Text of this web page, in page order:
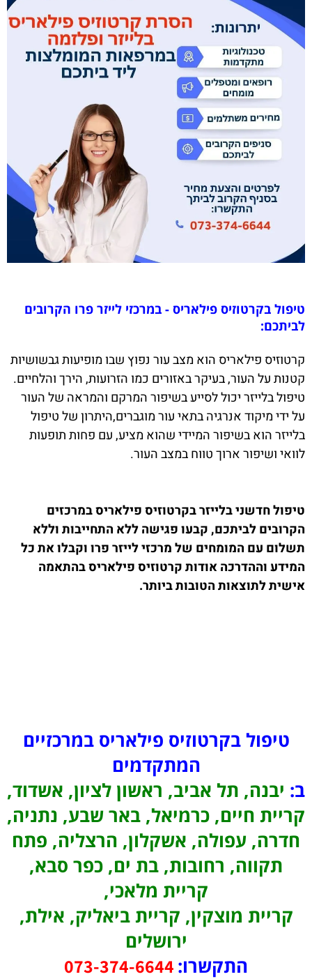
טיפול בקרטוזיס פילאריס - במרכזי לייזר פרו הקרובים
לביתכם:
קרטוזיס פילאריס הוא מצב עור נפוץ שבו מופיעות גבשושיות
קטנות על העור, בעיקר באזורים כמו הזרועות, הירך והלחיים.
טיפול בלייזר יכול לסייע בשיפור המרקם והמראה של העור
על ידי מיקוד אנרגיה בתאי עור מוגברים,היתרון של טיפול
בלייזר הוא בשיפור המיידי שהוא מציע, עם פחות תופעות
לוואי ושיפור ארוך טווח במצב העור.
טיפול חדשני בלייזר בקרטוזיס פילאריס במרכזים
הקרובים לביתכם,קבעו פגישה ללא התחייבות וללא
תשלום עם המומחים של מרכזי לייזר פרו וקבלו את כל
המידע וההדרכה אודות קרטוזיס פילאריס בהתאמה
אישית לתוצאות הטובות ביותר.
טיפול בקרטוזיס פילאריס במרכזיים
המתקדמים
ב: יבנה, תל אביב, ראשון לציון, אשדוד,
קריית חיים, כרמיאל, באר שבע, נתניה,
חדרה, עפולה, אשקלון, הרצליה, פתח
תקווה, רחובות, בת ים, כפר סבא,
קריית מלאכי,
קריית מוצקין, קריית ביאליק, אילת,
ירושלים
התקשרו: